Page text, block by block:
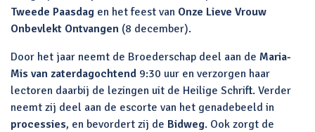
Tweede Paasdag en het feest van Onze Lieve Vrouw
Onbevlekt Ontvangen (8 december).
Door het jaar neemt de Broederschap deel aan de Maria-
Mis van zaterdagochtend 9:30 uur en verzorgen haar
lectoren daarbij de lezingen uit de Heilige Schrift. Verder
neemt zij deel aan de escorte van het genadebeeld in
processies, en bevordert zij de Bidweg. Ook zorgt de